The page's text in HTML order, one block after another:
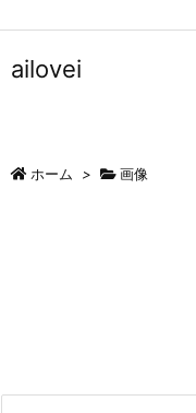
ailovei
ホーム > 画像